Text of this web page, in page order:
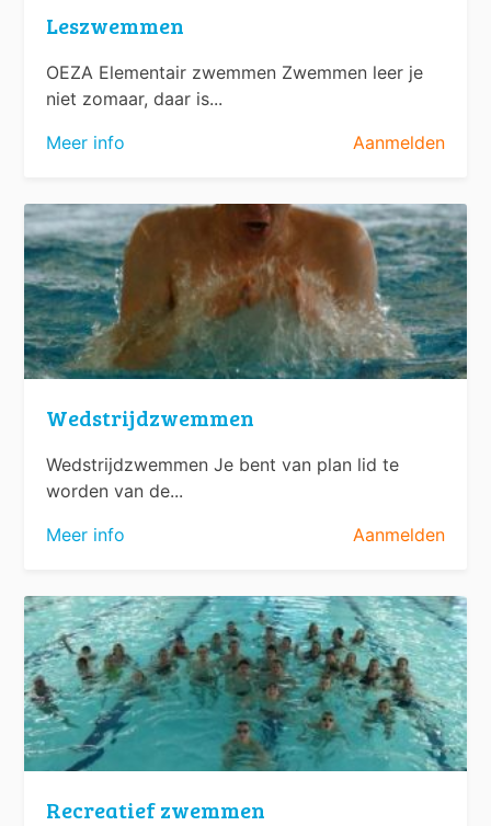
Leszwemmen
OEZA Elementair zwemmen Zwemmen leer je
niet zomaar, daar is...
Meer info
Aanmelden
Wedstrijdzwemmen
Wedstrijdzwemmen Je bent van plan lid te
worden van de...
Meer info
Aanmelden
Recreatief zwemmen